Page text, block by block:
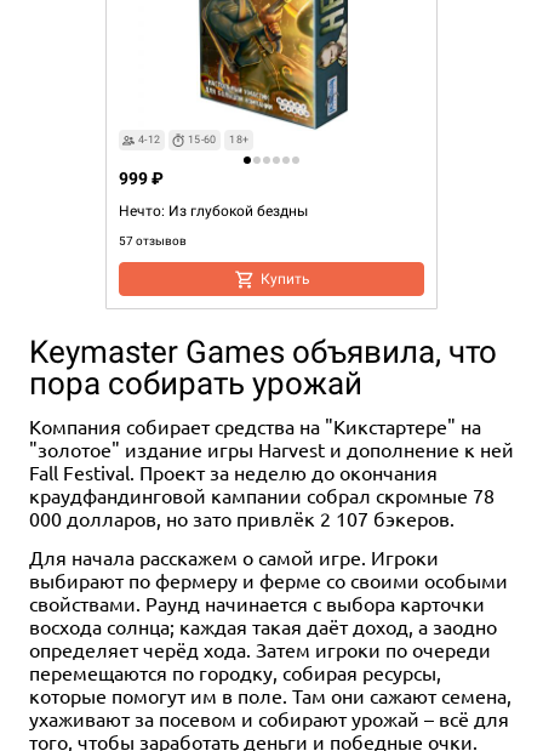
4-12 15-60 18+
Нечто: Из глубокой бездны
57 отзывов
999 ₽
Купить
Keymaster Games объявила, что
пора собирать урожай
Компания собирает средства на "Кикстартере" на
"золотое" издание игры Harvest и дополнение к ней
Fall Festival. Проект за неделю до окончания
краудфандинговой кампании собрал скромные 78
000 долларов, но зато привлёк 2 107 бэкеров.
Для начала расскажем о самой игре. Игроки
выбирают по фермеру и ферме со своими особыми
свойствами. Раунд начинается с выбора карточки
восхода солнца; каждая такая даёт доход, а заодно
определяет черёд хода. Затем игроки по очереди
перемещаются по городку, собирая ресурсы,
которые помогут им в поле. Там они сажают семена,
ухаживают за посевом и собирают урожай – всё для
того, чтобы заработать деньги и победные очки.